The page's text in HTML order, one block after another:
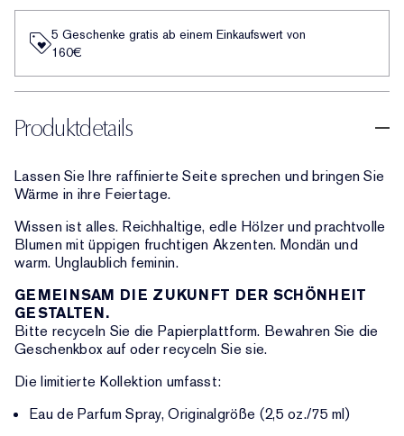
5 Geschenke gratis ab einem Einkaufswert von
160€​
Produktdetails
Lassen Sie Ihre raffinierte Seite sprechen und bringen Sie
Wärme in ihre Feiertage.
Wissen ist alles. Reichhaltige, edle Hölzer und prachtvolle
Blumen mit üppigen fruchtigen Akzenten. Mondän und
warm. Unglaublich feminin.
GEMEINSAM DIE ZUKUNFT DER SCHÖNHEIT
GESTALTEN.
Bitte recyceln Sie die Papierplattform. Bewahren Sie die
Geschenkbox auf oder recyceln Sie sie.
Die limitierte Kollektion umfasst:
Eau de Parfum Spray, Originalgröße (2,5 oz./75 ml)